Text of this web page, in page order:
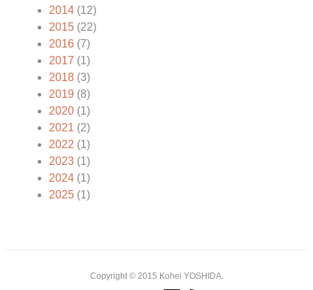
2014(12)
2015(22)
2016(7)
2017 (1)
2018(3)
2019 (8)
2020(1)
2021 (2)
2022 (1)
2023(1)
2024(1)
2025(1)
Copyright © 2015 Kohei YOSHIDA.